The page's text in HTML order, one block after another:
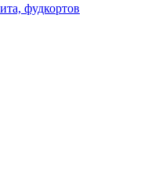
фудкортов